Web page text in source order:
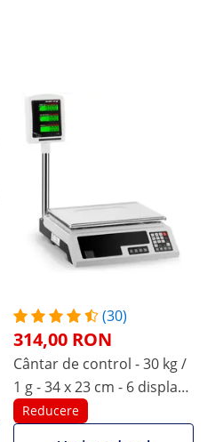
(30)
314,00 RON
Cântar de control - 30 kg /
1 g - 34 x 23 cm - 6 display
LCD inalt
Reducere